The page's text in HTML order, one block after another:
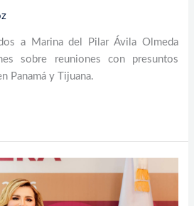
a Marina del Pilar Ávila Olmeda
sobre reuniones con presuntos
Panamá y Tijuana.